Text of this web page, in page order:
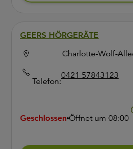
GEERS HÖRGERÄTE
Charlotte-Wolf-
Telefon:
0421 57843123
Geschlossen Öffnet um 08:00